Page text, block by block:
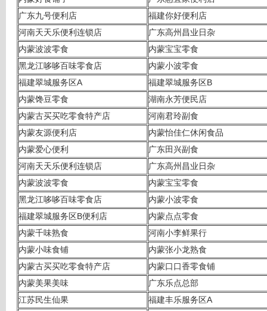
广东九号便利店
福建你好便利店
河南天天乐便利连锁店
广东高州昌业日杂
内蒙波波零食
内蒙宝宝零食
黑龙江哆哆百味零食店
内蒙小波零食
福建翠城服务区A
福建翠城服务区B
内蒙馋豆零食
湖南永芳便民店
内蒙古买买吃零食特产店
河南君玲副食
内蒙友源便利店
内蒙怡佳仁休闲食品
内蒙爱心便利
广东田兴副食
河南天天乐便利连锁店
广东高州昌业日杂
内蒙波波零食
内蒙宝宝零食
黑龙江哆哆百味零食店
内蒙小波零食
福建翠城服务区B便利店
内蒙点点零食
内蒙千味熟食
河南小李鲜果行
内蒙小味食铺
内蒙张小龙熟食
内蒙古买买吃零食特产店
内蒙口口香零食铺
内蒙美果美味
广东乐点总部
江苏民生仙果
福建丰乐服务区A